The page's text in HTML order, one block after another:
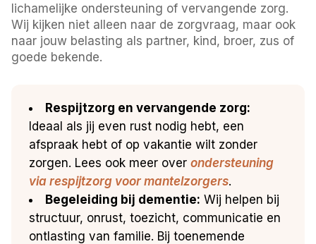
lichamelijke ondersteuning of vervangende zorg.
Wij kijken niet alleen naar de zorgvraag, maar ook
naar jouw belasting als partner, kind, broer, zus of
goede bekende.
Respijtzorg en vervangende zorg:
Ideaal als jij even rust nodig hebt, een
afspraak hebt of op vakantie wilt zonder
zorgen. Lees ook meer overondersteuning
via respijtzorg voor mantelzorgers.
Begeleiding bij dementie: Wij helpen bij
structuur, onrust, toezicht, communicatie en
ontlasting van familie. Bij toenemende